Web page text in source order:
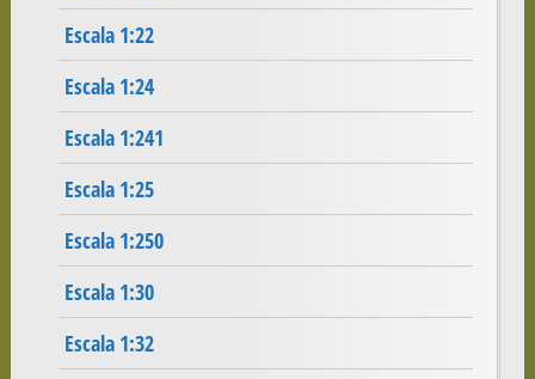
Escala 1:22
Escala 1:24
Escala 1:241
Escala 1:25
Escala 1:250
Escala 1:30
Escala 1:32